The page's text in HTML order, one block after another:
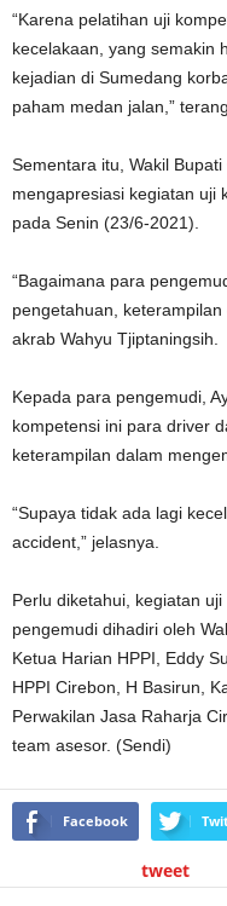
“Karena pelatihan uji
kecelakaan, yang semakin
kejadian di Sumedang
paham medan jalan,”
Sementara itu, Wakil
mengapresiasi kegiatan uji
pada Senin (23/6-2021).
“Bagaimana para
pengetahuan,
akrab Wahyu Tjiptaningsih.
Kepada para pengemudi,
kompetensi ini para driver
keterampilan dalam
“Supaya tidak ada lagi
accident,” jelasnya.
Perlu diketahui, kegiatan
pengemudi dihadiri oleh
Ketua Harian HPPI, Eddy
HPPI Cirebon, H Basirun,
Perwakilan Jasa Raharja
team asesor. (Sendi)
Facebook
tweet